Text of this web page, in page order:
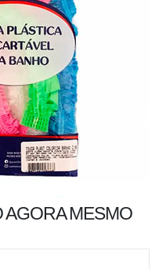
AGORA MESMO